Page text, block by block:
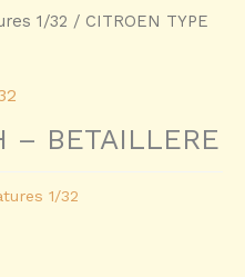
1/32 / CITROEN TYPE
– BETAILLERE
1/32